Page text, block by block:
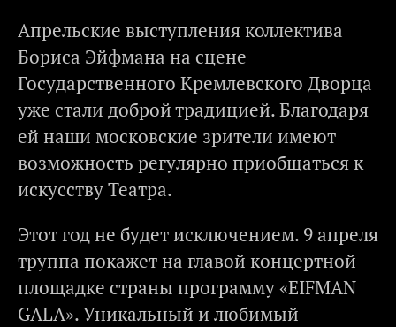
Апрельские выступления коллектива
Бориса Эйфмана на сцене
Государственного Кремлевского Дворца
уже стали доброй традицией. Благодаря
ей наши московские зрители имеют
возможность регулярно приобщаться к
искусству Театра.
Этот год не будет исключением. 9 апреля
труппа покажет на главой концертной
площадке страны программу «EIFMAN
GALA». Уникальный и любимый